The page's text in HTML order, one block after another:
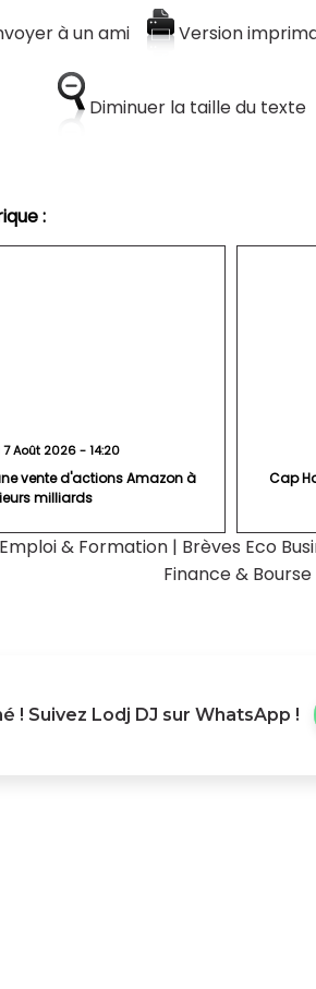
à un ami Version
Diminuer la taille du texte
:
Août 2026 - 14:20
vente d'actions Amazon à
milliards
Cap
Emploi & Formation | Brèves Eco
Finance & Bourse
! Suivez Lodj DJ sur WhatsApp !